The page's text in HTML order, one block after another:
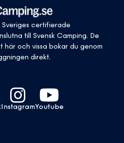
Sveriges certifierade
till Svensk Camping. De
här och vissa bokar du genom
direkt.
InstagramYoutube